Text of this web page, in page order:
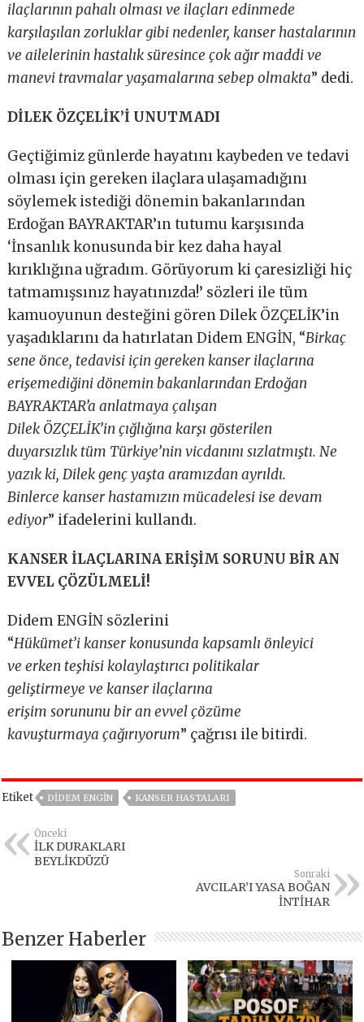
ilaçlarının pahalı olması ve ilaçları edinmede
karşılaşılan zorluklar gibi nedenler, kanser hastalarının
ve ailelerinin hastalık süresince çok ağır maddi ve
manevi travmalar yaşamalarınasebep olmakta” dedi.
DİLEK ÖZÇELİK’İ UNUTMADI
Geçtiğimiz günlerde hayatını kaybeden ve tedavi
olması için gereken ilaçlara ulaşamadığını
söylemek istediği dönemin bakanlarından
Erdoğan BAYRAKTAR’ın tutumu karşısında
‘İnsanlık konusunda bir kez daha hayal
kırıklığına uğradım. Görüyorum ki çaresizliği hiç
tatmamışsınız hayatınızda!’ sözleri ile tüm
kamuoyunun desteğini gören Dilek ÖZÇELİK’in
yaşadıklarını da hatırlatan Didem ENGİN, “Birkaç
sene önce, tedavisi için gereken kanser ilaçlarına
erişemediğini dönemin bakanlarından Erdoğan
BAYRAKTAR’a anlatmaya çalışan
Dilek ÖZÇELİK’in çığlığına karşı gösterilen
duyarsızlık tüm Türkiye’nin vicdanını sızlatmıştı. Ne
yazık ki, Dilek genç yaşta aramızdan ayrıldı.
Binlerce kanser hastamızın mücadelesi ise devam
ediyor” ifadelerini kullandı.
KANSER İLAÇLARINA ERİŞİM SORUNU BİR AN
EVVEL ÇÖZÜLMELİ!
Didem ENGİN sözlerini
“Hükümet’i kanser konusunda kapsamlı önleyici
ve erken teşhisi kolaylaştırıcı politikalar
geliştirmeye ve kanser ilaçlarına
erişim sorununu bir an evvel çözüme
kavuşturmaya çağırıyorum” çağrısı ile bitirdi.
Etiket DIDEM ENGIN KANSER HASTALARI
Önceki
İLK DURAKLARI
BEYLİKDÜZÜ
Sonraki
AVCILAR’I YASA BOĞAN
İNTİHAR
Benzer Haberler